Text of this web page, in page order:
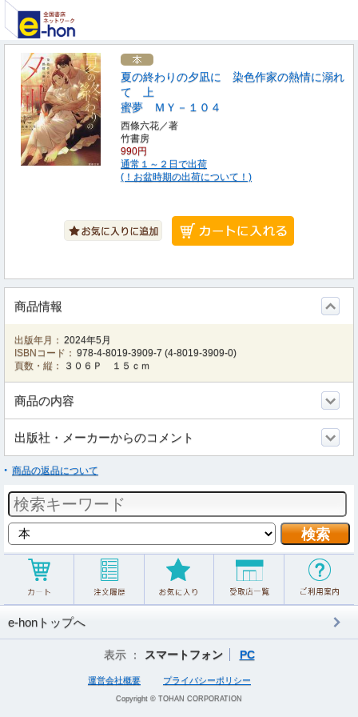
夏の終わりの夕凪に 染色作家の熱情に溺れ
て 上
蜜夢 ＭＹ－１０４
西條六花／著
竹書房
990円
通常１～２日で出荷
(！お盆時期の出荷について！)
商品情報
出版年月： 2024年5月
ISBNコード： 978-4-8019-3909-7 (4-8019-3909-0)
頁数・縦：
３０６Ｐ １５ｃｍ
商品の内容
出版社・メーカーからのコメント
商品の返品について
e-honトップへ
表示 ： スマートフォン PC
運営会社概要 プライバシーポリシー
Copyright © TOHAN CORPORATION